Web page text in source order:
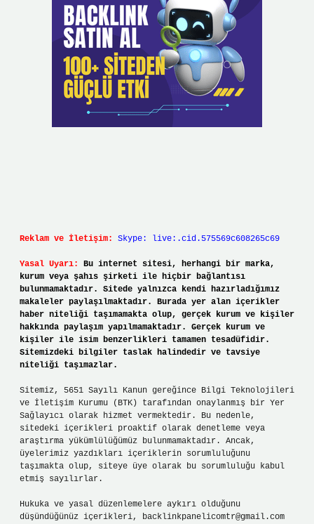
Reklam ve İletişim: Skype: live:.cid.575569c608265c69
Yasal Uyarı:
Bu internet sitesi, herhangi bir marka,
kurum veya şahıs şirketi ile hiçbir bağlantısı
bulunmamaktadır. Sitede yalnızca kendi hazırladığımız
makaleler paylaşılmaktadır. Burada yer alan içerikler
haber niteliği taşımamakta olup, gerçek kurum ve kişiler
hakkında paylaşım yapılmamaktadır. Gerçek kurum ve
kişiler ile isim benzerlikleri tamamen tesadüfidir.
Sitemizdeki bilgiler taslak halindedir ve tavsiye
niteliği taşımazlar.
Sitemiz, 5651 Sayılı Kanun gereğince Bilgi Teknolojileri
ve İletişim Kurumu (BTK) tarafından onaylanmış bir Yer
Sağlayıcı olarak hizmet vermektedir. Bu nedenle,
sitedeki içerikleri proaktif olarak denetleme veya
araştırma yükümlülüğümüz bulunmamaktadır. Ancak,
üyelerimiz yazdıkları içeriklerin sorumluluğunu
taşımakta olup, siteye üye olarak bu sorumluluğu kabul
etmiş sayılırlar.
Hukuka ve yasal düzenlemelere aykırı olduğunu
düşündüğünüz içerikleri, backlinkpanelicomtr@gmail.com